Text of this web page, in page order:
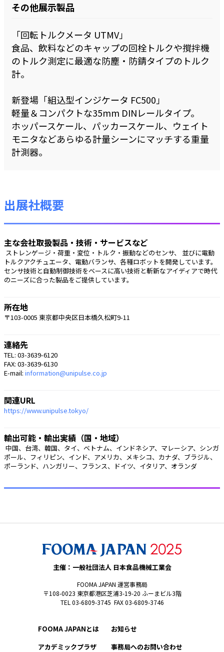
その他展示製品
「回転トルクメータ UTMV」
食品、飲料などのキャップの回栓トルクや撹拌機
のトルク測定に最適な防塵・防錆タイプのトルク
計。
新登場「組込型インジケータ FC500」
軽量＆コンパクトな35mm DINレールタイプ。
ホッパースケール、パッカースケール、ウェイト
モニタなどあらゆる計量シーンにマッチする重量
計測器。
出展社概要
主な会社取扱製品・技術・サービスなど
トルクアクチュエータ、電動バランサ、各種ロボットを開発しています。
センサ技術と自動制御技術をベースに高い技術と斬新なアイディアで時代
のニーズに合った製品をご提供しています。
所在地
〒103-0005 東京都中央区日本橋久松町9-11
連絡先
TEL: 03-3639-6120
FAX: 03-3639-6130
E-mail: information@unipulse.co.jp
関連URL
https://www.unipulse.tokyo/
輸出可能・輸出実績（国・地域）
ポール、フィリピン、インド、アメリカ、メキシコ、カナダ、ブラジル、
ポーランド、ハンガリー、フランス、ドイツ、イタリア、オランダ
主催：一般社団法人 日本食品機械工業会
FOOMA JAPAN 運営事務局
〒108-0023 東京都港区芝浦3-19-20 ふーまビル3階
TEL 03-6809-3745 FAX 03-6809-3746
FOOMA JAPANとは
アカデミックプラザ
お知らせ
事務局へのお問い合わせ